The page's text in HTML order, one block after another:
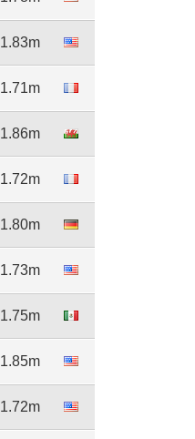
1.83m
1.71m
1.86m
1.72m
1.80m
1.73m
1.75m
1.85m
1.72m